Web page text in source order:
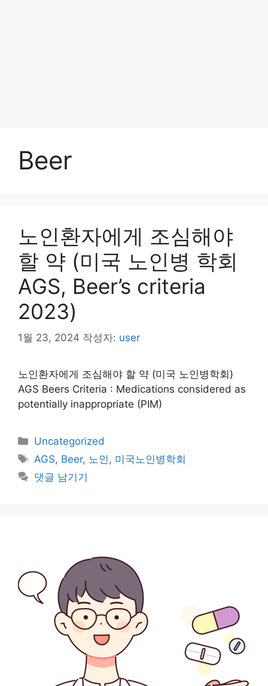
Beer
노인환자에게 조심해야
할 약 (미국 노인병 학회
AGS, Beer’s criteria
2023)
1월 23, 2024 작성자: user
노인환자에게 조심해야 할 약 (미국 노인병학회)
AGS Beers Criteria : Medications considered as
potentially inappropriate (PIM)
카
테
리
Uncategorized
태
그
AGS, Beer, 노인, 미국노인병학회
댓글 남기기